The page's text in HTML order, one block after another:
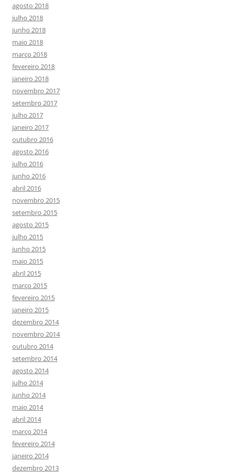
agosto 2018
julho 2018
junho 2018
maio 2018
março 2018
fevereiro 2018
janeiro 2018
novembro 2017
setembro 2017
julho 2017
janeiro 2017
outubro 2016
agosto 2016
julho 2016
junho 2016
abril 2016
novembro 2015
setembro 2015
agosto 2015
julho 2015
junho 2015
maio 2015
abril 2015
março 2015
fevereiro 2015
janeiro 2015
dezembro 2014
novembro 2014
outubro 2014
setembro 2014
agosto 2014
julho 2014
junho 2014
maio 2014
abril 2014
março 2014
fevereiro 2014
janeiro 2014
dezembro 2013